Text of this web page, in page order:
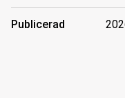
Publicerad